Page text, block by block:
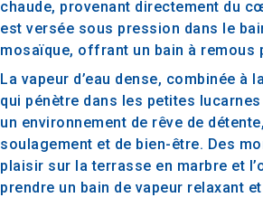
chaude, provenant directement du
est versée sous pression dans le
mosaïque, offrant un bain à remous
La vapeur d’eau dense, combinée à
qui pénètre dans les petites
un environnement de rêve de
soulagement et de bien-être. Des
plaisir sur la terrasse en marbre et
prendre un bain de vapeur relaxant